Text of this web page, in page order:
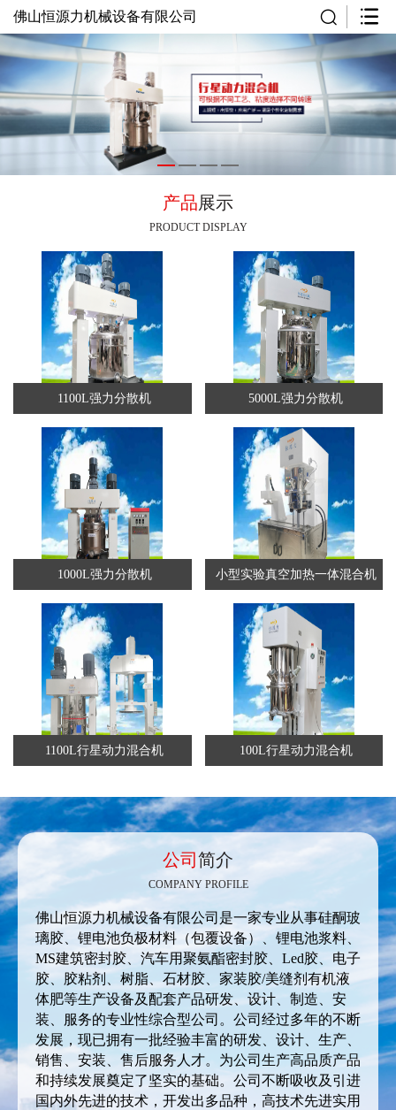
佛山恒源力机械设备有限公司
产品展示
PRODUCT DISPLAY
1100L强力分散机 5000L强力分散机
1000L强力分散机 小型实验真空加热一体混合机
1100L行星动力混合机 100L行星动力混合机
公司 简介
COMPANY PROFILE
佛山恒源力机械设备有限公司是一家专业从事硅酮玻
璃胶、锂电池负极材料（包覆设备）、锂电池浆料、
MS建筑密封胶、汽车用聚氨酯密封胶、Led胶、电子
胶、胶粘剂、树脂、石材胶、家装胶/美缝剂有机液
体肥等生产设备及配套产品研发、设计、制造、安
装、服务的专业性综合型公司。公司经过多年的不断
发展，现已拥有一批经验丰富的研发、设计、生产、
销售、安装、售后服务人才。为公司生产高品质产品
和持续发展奠定了坚实的基础。公司不断吸收及引进
国内外先进的技术，开发出多品种，高技术先进实用